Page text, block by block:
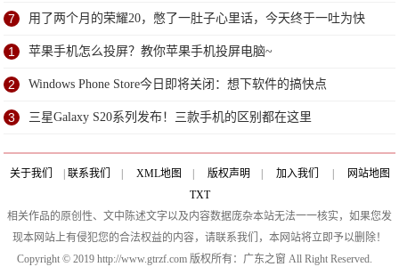
机吧
7 用了两个月的荣耀20，憋了一肚子心里话，今天终于一吐为快
1 苹果手机怎么投屏？教你苹果手机投屏电脑~
2 Windows Phone Store今日即将关闭：想下软件的搞快点
3 三星Galaxy S20系列发布！三款手机的区别都在这里
关于我们 联系我们 XML地图 版权声明 加入我们
网站地图
TXT
相关作品的原创性、文中陈述文字以及内容数据庞杂本站无法一一核实，如果您发
现本网站上有侵犯您的合法权益的内容，请联系我们，本网站将立即予以删除！
Copyright © 2019 http://www.gtrzf.com 版权所有：广东之窗 All Right Reserved.